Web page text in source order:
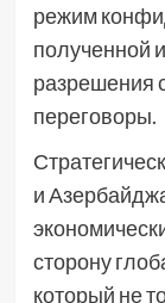
режим
полученной
разрешения
переговоры.
и
сторону
который не